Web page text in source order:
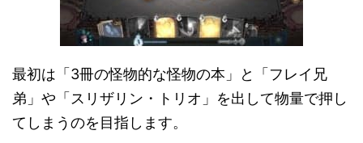
最初は「3冊の怪物的な怪物の本」と「フレイ兄
弟」や「スリザリン・トリオ」を出して物量で押し
てしまうのを目指します。